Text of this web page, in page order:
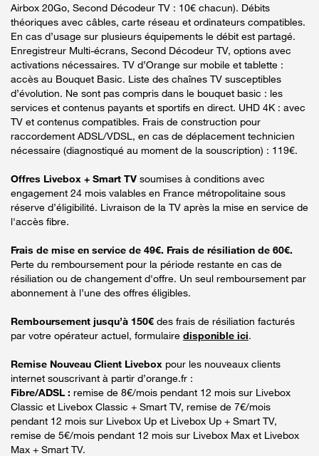
Airbox 20Go, Second Décodeur TV : 10€ chacun). Débits
théoriques avec câbles, carte réseau et ordinateurs compatibles.
En cas d’usage sur plusieurs équipements le débit est partagé.
Enregistreur Multi-écrans, Second Décodeur TV, options avec
activations nécessaires. TV d’Orange sur mobile et tablette :
accès au Bouquet Basic. Liste des chaînes TV susceptibles
d’évolution. Ne sont pas compris dans le bouquet basic : les
services et contenus payants et sportifs en direct. UHD 4K : avec
TV et contenus compatibles. Frais de construction pour
raccordement ADSL/VDSL, en cas de déplacement technicien
nécessaire (diagnostiqué au moment de la souscription) : 119€.
Offres Livebox + Smart TV soumises à conditions avec
engagement 24 mois valables en France métropolitaine sous
réserve d’éligibilité. Livraison de la TV après la mise en service de
l'accès fibre.
Frais de mise en service de 49€. Frais de résiliation de 60€.
Perte du remboursement pour la période restante en cas de
résiliation ou de changement d'offre. Un seul remboursement par
abonnement à l’une des offres éligibles.
Remboursement jusqu’à 150€ des frais de résiliation facturés
par votre opérateur actuel, formulaire disponible ici.
Remise Nouveau Client Livebox pour les nouveaux clients
internet souscrivant à partir d’orange.fr :
Fibre/ADSL : remise de 8€/mois pendant 12 mois sur Livebox
Classic et Livebox Classic + Smart TV, remise de 7€/mois
pendant 12 mois sur Livebox Up et Livebox Up + Smart TV,
remise de 5€/mois pendant 12 mois sur Livebox Max et Livebox
Max + Smart TV.